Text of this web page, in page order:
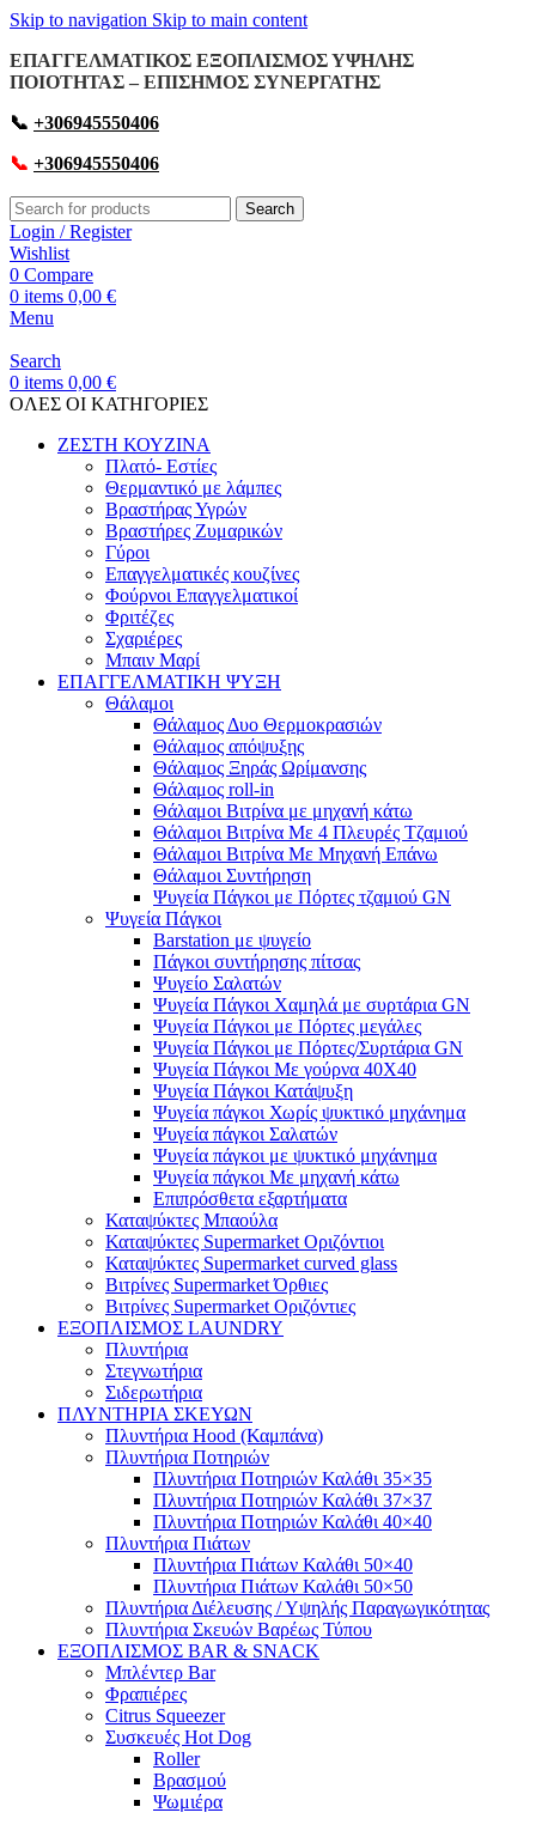
Skip to navigation Skip to main content
ΕΠΑΓΓΕΛΜΑΤΙΚΟΣ ΕΞΟΠΛΙΣΜΟΣ ΥΨΗΛΗΣ
ΠΟΙΟΤΗΤΑΣ – ΕΠΙΣΗΜΟΣ ΣΥΝΕΡΓΑΤΗΣ
📞 +306945550406
📞 +306945550406
Search
Login / Register
Wishlist
0 Compare
0 items 0,00 €
Menu
Search
0 items 0,00 €
OΛΕΣ ΟΙ ΚΑΤΗΓΟΡΙΕΣ
ΖΕΣΤΗ ΚΟΥΖΙΝΑ
Πλατό- Εστίες
Θερμαντικό με λάμπες
Βραστήρας Υγρών
Βραστήρες Ζυμαρικών
Γύροι
Επαγγελματικές κουζίνες
Φούρνοι Επαγγελματικοί
Φριτέζες
Σχαριέρες
Μπαιν Μαρί
ΕΠΑΓΓΕΛΜΑΤΙΚΗ ΨΥΞΗ
Θάλαμοι
Θάλαμος Δυο Θερμοκρασιών
Θάλαμος απόψυξης
Θάλαμος Ξηράς Ωρίμανσης
Θάλαμος roll-in
Θάλαμοι Βιτρίνα με μηχανή κάτω
Θάλαμοι Βιτρίνα Με 4 Πλευρές Τζαμιού
Θάλαμοι Βιτρίνα Με Μηχανή Επάνω
Θάλαμοι Συντήρηση
Ψυγεία Πάγκοι με Πόρτες τζαμιού GN
Ψυγεία Πάγκοι
Barstation με ψυγείο
Πάγκοι συντήρησης πίτσας
Ψυγείο Σαλατών
Ψυγεία Πάγκοι Χαμηλά με συρτάρια GN
Ψυγεία Πάγκοι με Πόρτες μεγάλες
Ψυγεία Πάγκοι με Πόρτες/Συρτάρια GN
Ψυγεία Πάγκοι Με γούρνα 40Χ40
Ψυγεία Πάγκοι Κατάψυξη
Ψυγεία πάγκοι Χωρίς ψυκτικό μηχάνημα
Ψυγεία πάγκοι Σαλατών
Ψυγεία πάγκοι με ψυκτικό μηχάνημα
Ψυγεία πάγκοι Με μηχανή κάτω
Επιπρόσθετα εξαρτήματα
Καταψύκτες Μπαούλα
Καταψύκτες Supermarket Οριζόντιοι
Καταψύκτες Supermarket curved glass
Βιτρίνες Supermarket Όρθιες
Βιτρίνες Supermarket Οριζόντιες
ΕΞΟΠΛΙΣΜΟΣ LAUNDRY
Πλυντήρια
Στεγνωτήρια
Σιδερωτήρια
ΠΛΥΝΤΗΡΙΑ ΣΚΕΥΩΝ
Πλυντήρια Hood (Καμπάνα)
Πλυντήρια Ποτηριών
Πλυντήρια Ποτηριών Καλάθι 35×35
Πλυντήρια Ποτηριών Καλάθι 37×37
Πλυντήρια Ποτηριών Καλάθι 40×40
Πλυντήρια Πιάτων
Πλυντήρια Πιάτων Καλάθι 50×40
Πλυντήρια Πιάτων Καλάθι 50×50
Πλυντήρια Διέλευσης / Υψηλής Παραγωγικότητας
Πλυντήρια Σκευών Βαρέως Τύπου
ΕΞΟΠΛΙΣΜΟΣ BAR & SNACK
Μπλέντερ Bar
Φραπιέρες
Citrus Squeezer
Συσκευές Hot Dog
Roller
Βρασμού
Ψωμιέρα